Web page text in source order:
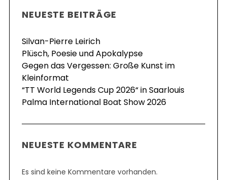
NEUESTE BEITRÄGE
Silvan-Pierre Leirich
Plüsch, Poesie und Apokalypse
Gegen das Vergessen: Große Kunst im
Kleinformat
“TT World Legends Cup 2026“ in Saarlouis
Palma International Boat Show 2026
NEUESTE KOMMENTARE
Es sind keine Kommentare vorhanden.